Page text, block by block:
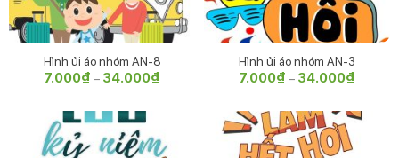
Hình ủi áo nhóm AN-8
7.000₫ – 34.000₫
Hình ủi áo nhóm AN-3
7.000₫ – 34.000₫
7.000₫
đến